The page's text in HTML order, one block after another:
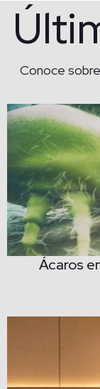
Conoce
Ácaros